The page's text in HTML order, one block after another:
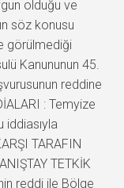
olduğu ve
söz konusu
görülmediği
Kanununun 45.
reddine
: Temyize
iddiasıyla
TARAFIN
TETKİK
reddi ile Bölge